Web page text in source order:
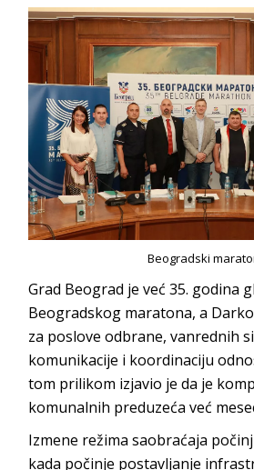
Beogradski
Grad Beograd je već 35. godina
Beogradskog maratona, a
za poslove odbrane, vanrednih
komunikacije i koordinaciju
tom prilikom izjavio je da je
komunalnih preduzeća već
Izmene režima saobraćaja
kada počinje postavljanje